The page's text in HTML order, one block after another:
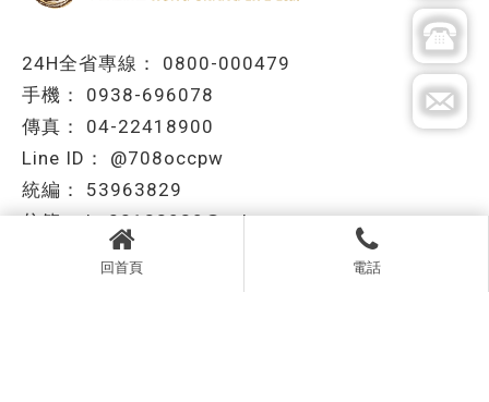
回首頁 電話
0800-000479
0938-696078
04-22418900
@708occpw
53963829
hc22133030@yahoo.com.tw
台中市北屯區北屯路298巷26弄38-1號